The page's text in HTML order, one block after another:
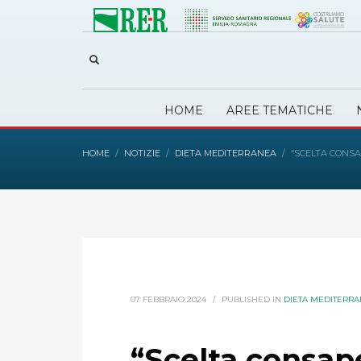
HOME AREE TEMATICHE
HOME NOTIZIE DIETA MEDITERRANEA “SCELTA
07 FEBBRAIO 2024 / PUBLISHED IN DIETA